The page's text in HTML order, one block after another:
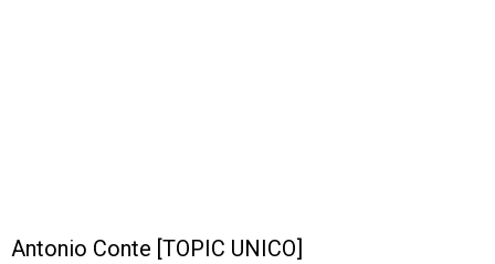
Antonio Conte [TOPIC UNICO]